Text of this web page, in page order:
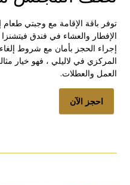
توفر باقة الإقامة مع وجبتي
الإفطار والعشاء في فندق
إجراء الحجز بأمان مع شروط
المركزي في لاليلي ، فهو خيار
العمل والعطلات.
احجز الآن